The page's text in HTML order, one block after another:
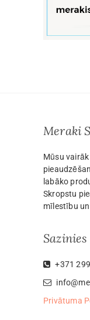
Meraki
Mūsu
labāko
Skropstu
mīlestību
+371
Privātuma